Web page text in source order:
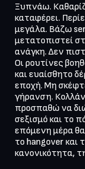
Ξυπνάω.
καταφέρει.
μεγάλα. Βάζω
μετατοπιστεί
ανάγκη. Δεν
Οι ρουτίνες
και ευαίσθητο
εποχή. Μη
γήρανση.
προσπαθώ να
σεξισμό και το
επόμενη μέρα
το hangover
κανονικότητα,